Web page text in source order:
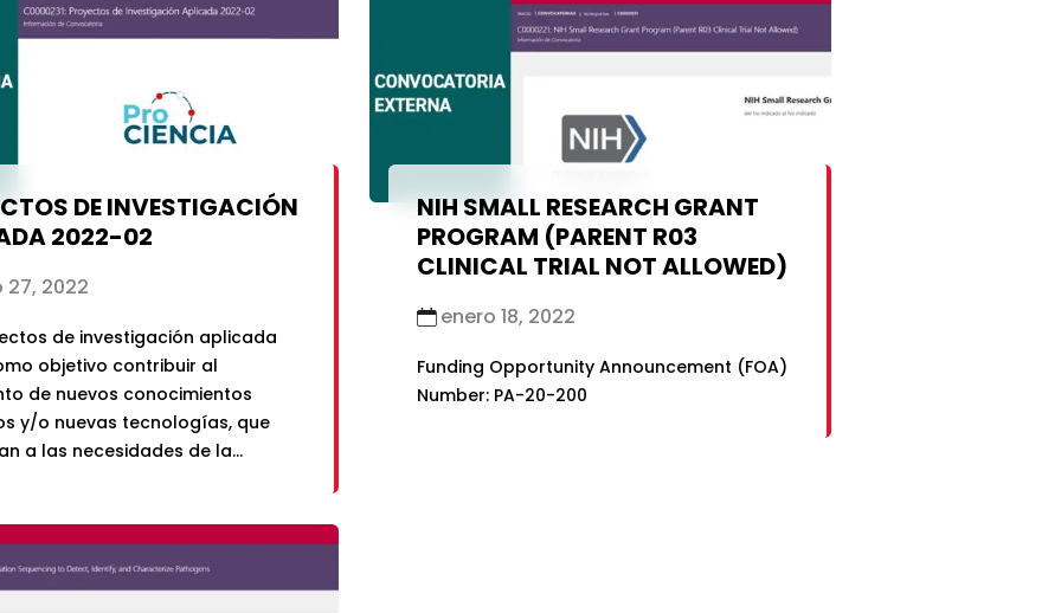
DE INVESTIGACIÓN
2022-02
2022
de investigación aplicada
objetivo contribuir al
de nuevos conocimientos
y/o nuevas tecnologías, que
a las necesidades de la
NIH SMALL RESEARCH GRANT
PROGRAM (PARENT R03
CLINICAL TRIAL NOT ALLOWED)
enero 18, 2022
Funding Opportunity Announcement (FOA)
Number: PA-20-200